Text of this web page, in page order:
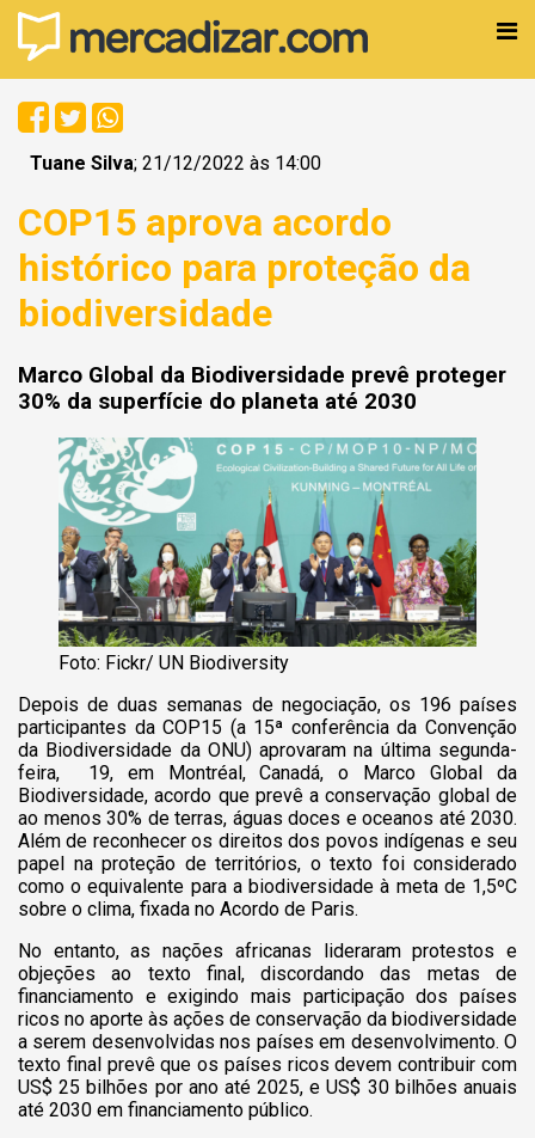
Tuane Silva; 21/12/2022 às 14:00
COP15 aprova acordo
histórico para proteção da
biodiversidade
Marco Global da Biodiversidade prevê proteger
30% da superfície do planeta até 2030
Foto: Fickr/ UN Biodiversity
Depois de duas semanas de negociação, os 196 países
participantes da COP15 (a 15ª conferência da Convenção
da Biodiversidade da ONU) aprovaram na última segunda-
feira, 19, em Montréal, Canadá, o Marco Global da
Biodiversidade, acordo que prevê a conservação global de
ao menos 30% de terras, águas doces e oceanos até 2030.
Além de reconhecer os direitos dos povos indígenas e seu
papel na proteção de territórios, o texto foi considerado
como o equivalente para a biodiversidade à meta de 1,5ºC
sobre o clima, fixada no Acordo de Paris.
No entanto, as nações africanas lideraram protestos e
objeções ao texto final, discordando das metas de
financiamento e exigindo mais participação dos países
ricos no aporte às ações de conservação da biodiversidade
a serem desenvolvidas nos países em desenvolvimento. O
texto final prevê que os países ricos devem contribuir com
US$ 25 bilhões por ano até 2025, e US$ 30 bilhões anuais
até 2030 em financiamento público.